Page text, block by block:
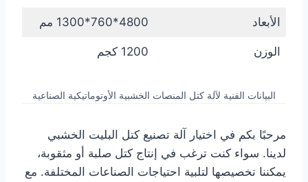
الأبعاد 4800*760*1300 مم
الوزن 1200 كجم
البيانات الفنية لآلة كتل المنصات الخشبية الأوتوماتيكية الصناعية
مرحبًا بكم في اختيار آلة تصنيع كتل البليت الخشبي
لدينا. سواء كنت ترغب في إنتاج كتل صلبة أو مثقوبة،
يمكننا تخصيصها لتلبية احتياجات الصناعات المختلفة. مع